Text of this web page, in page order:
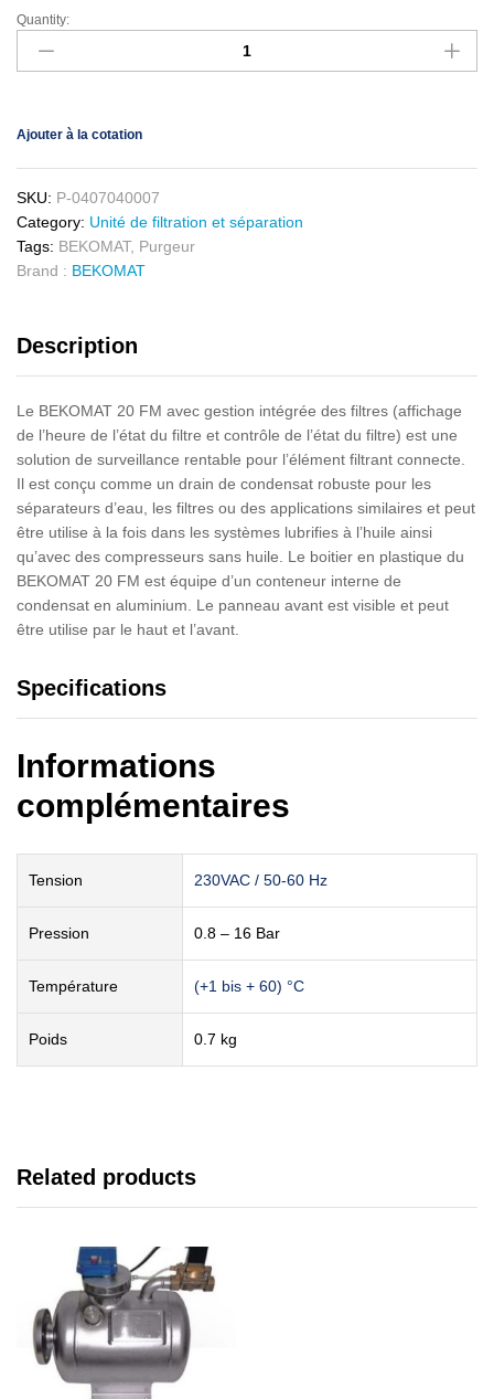
Quantity:
Ajouter à la cotation
SKU: P-0407040007
Category: Unité de filtration et séparation
Tags: BEKOMAT, Purgeur
Brand : BEKOMAT
Description
Le BEKOMAT 20 FM avec gestion intégrée des filtres (affichage
de l’heure de l’état du filtre et contrôle de l’état du filtre) est une
solution de surveillance rentable pour l’élément filtrant connecte.
Il est conçu comme un drain de condensat robuste pour les
séparateurs d’eau, les filtres ou des applications similaires et peut
être utilise à la fois dans les systèmes lubrifies à l’huile ainsi
qu’avec des compresseurs sans huile. Le boitier en plastique du
BEKOMAT 20 FM est équipe d’un conteneur interne de
condensat en aluminium. Le panneau avant est visible et peut
être utilise par le haut et l’avant.
Specifications
Informations
complémentaires
Tension 230VAC / 50-60 Hz
Pression 0.8 – 16 Bar
Température (+1 bis + 60) °C
Poids 0.7 kg
Related products